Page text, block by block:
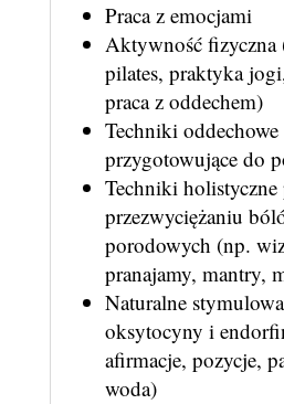
Praca z emocjami
Aktywność fizyczna
pilates, praktyka
praca z oddechem)
Techniki oddechowe
przygotowujące do
Techniki
przezwyciężaniu
porodowych (np.
pranajamy, mantry,
Naturalne
oksytocyny i
afirmacje, pozycje,
woda)